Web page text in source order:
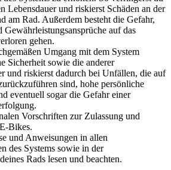
Lebensdauer und riskierst Schäden an der
am Rad. Außerdem besteht die Gefahr,
Gewährleistungsansprüche auf das
gehen.
Umgang mit dem System
Sicherheit sowie die anderer
und riskierst dadurch bei Unfällen, die auf
sind, hohe persönliche
eventuell sogar die Gefahr einer
Vorschriften zur Zulassung und
Bikes.
und Anweisungen in allen
des Systems sowie in der
Rads lesen und beachten.